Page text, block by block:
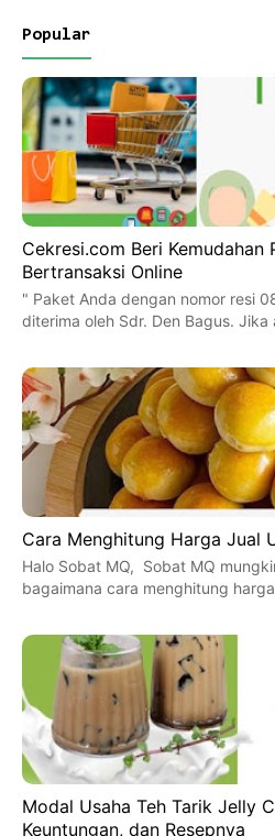
Popular
Cekresi.com Beri Kemudahan
Bertransaksi Online
" Paket Anda dengan nomor resi
diterima oleh Sdr. Den Bagus.
Cara Menghitung Harga Jual
Halo Sobat MQ, Sobat MQ
bagaimana cara menghitung
Modal Usaha Teh Tarik Jelly
Keuntungan, dan Resepnya